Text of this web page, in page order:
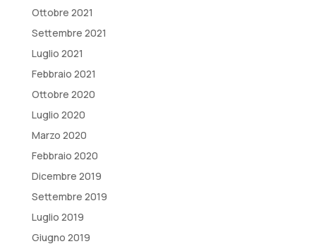
Ottobre 2021
Settembre 2021
Luglio 2021
Febbraio 2021
Ottobre 2020
Luglio 2020
Marzo 2020
Febbraio 2020
Dicembre 2019
Settembre 2019
Luglio 2019
Giugno 2019